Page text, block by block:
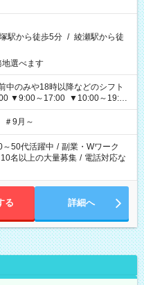
駅から徒歩5分 / 綾瀬駅から徒
選べます
中のみや18時以降などのシフト
▼9:00～17:00 ▼10:00～19:00
＃9月～
～50代活躍中 / 副業・Wワーク
10名以上の大量募集 / 電話対応な
る 詳細へ